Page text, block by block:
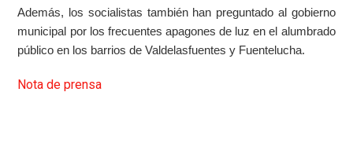
Además, los socialistas también han preguntado al gobierno
municipal por los frecuentes apagones de luz en el alumbrado
público en los barrios de Valdelasfuentes y Fuentelucha.
Nota de prensa